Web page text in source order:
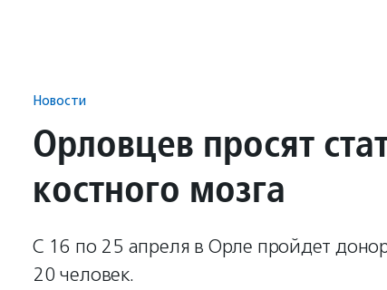
Новости
Орловцев просят
костного мозга
С 16 по 25 апреля в Орле пройдет
20 человек.